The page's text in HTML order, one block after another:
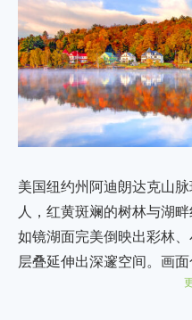
美国纽约州阿迪朗达克山
人，红黄斑斓的树林与湖
如镜湖面完美倒映出彩林
层叠延伸出深邃空间。画面